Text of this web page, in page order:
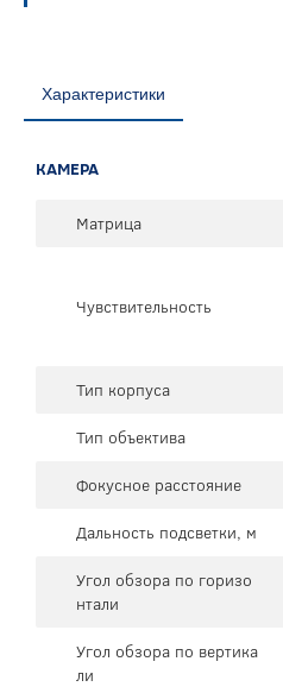
Характеристики
КАМЕРА
Матрица
Чувствительность
Тип корпуса
Тип объектива
Фокусное расстояние
Дальность подсветки, м
Угол обзора по горизо
нтали
Угол обзора по вертика
ли